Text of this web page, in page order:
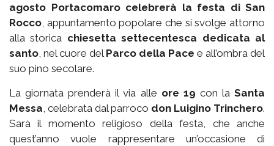
agosto Portacomaro celebrerà la festa di San
Rocco, appuntamento popolare che si svolge attorno
alla storica chiesetta settecentesca dedicata al
santo, nel cuore del Parco della Pace e all’ombra del
suo pino secolare.
La giornata prenderà il via alle ore 19 con laSanta
Messa, celebrata dal parroco don Luigino Trinchero.
Sarà il momento religioso della festa, che anche
quest’anno vuole rappresentare un’occasione di